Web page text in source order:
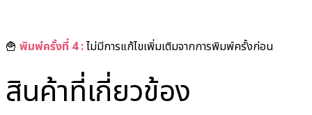
🍟 พิมพ์ครั้งที่ 4 :ไม่มีการแก้ไขเพิ่มเติมจากการพิมพ์ครั้งก่อน
สินค้าที่เกี่ยวข้อง